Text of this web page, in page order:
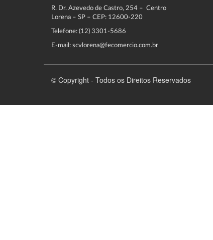
R. Dr. Azevedo de Castro, 254 – Centro
Lorena – SP – CEP: 12600-220
Telefone: (12) 3301-5686
E-mail: scvlorena@fecomercio.com.br
© Copyright - Todos os Direitos Reservados